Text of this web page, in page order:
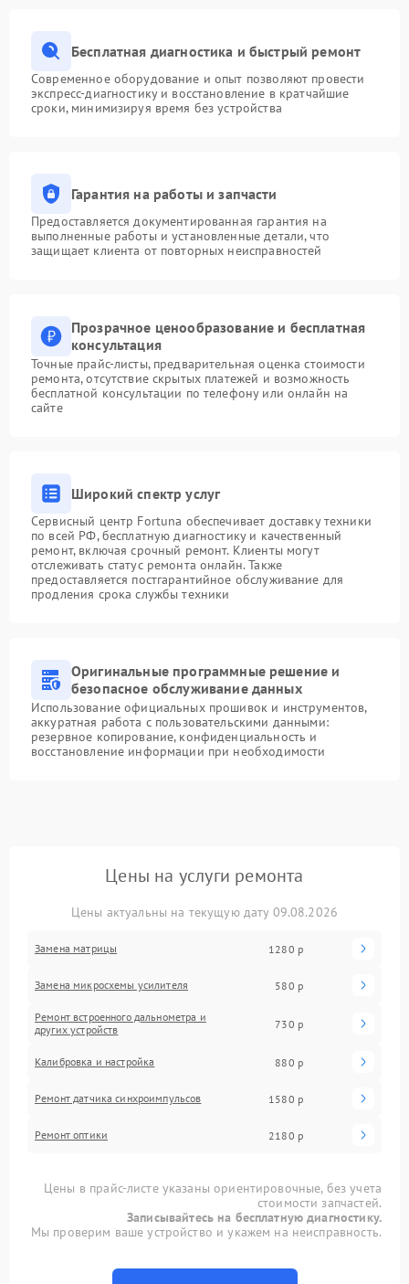
Бесплатная диагностика и быстрый ремонт
Современное оборудование и опыт позволяют провести
экспресс-диагностику и восстановление в кратчайшие
сроки, минимизируя время без устройства
Гарантия на работы и запчасти
Предоставляется документированная гарантия на
выполненные работы и установленные детали, что
защищает клиента от повторных неисправностей
Прозрачное ценообразование и бесплатная
консультация
Точные прайс-листы, предварительная оценка стоимости
ремонта, отсутствие скрытых платежей и возможность
бесплатной консультации по телефону или онлайн на
сайте
Широкий спектр услуг
Сервисный центр Fortuna обеспечивает доставку техники
по всей РФ, бесплатную диагностику и качественный
ремонт, включая срочный ремонт. Клиенты могут
отслеживать статус ремонта онлайн. Также
предоставляется постгарантийное обслуживание для
продления срока службы техники
Оригинальные программные решение и
безопасное обслуживание данных
Использование официальных прошивок и инструментов,
аккуратная работа с пользовательскими данными:
резервное копирование, конфиденциальность и
восстановление информации при необходимости
Цены на услуги ремонта
Цены актуальны на текущую дату 09.08.2026
Замена матрицы 1280 р
Замена микросхемы усилителя 580 р
Ремонт встроенного дальнометра и
других устройств
730 р
Калибровка и настройка 880 р
Ремонт датчика синхроимпульсов 1580 р
Ремонт оптики 2180 р
Цены в прайс-листе указаны ориентировочные, без учета
стоимости запчастей.
Записывайтесь на бесплатную диагностику.
Мы проверим ваше устройство и укажем на неисправность.